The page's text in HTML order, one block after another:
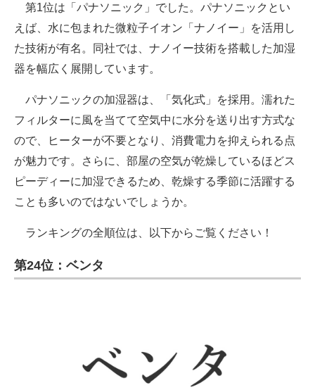
第1位は「パナソニック」でした。パナソニックとい
えば、水に包まれた微粒子イオン「ナノイー」を活用し
た技術が有名。同社では、ナノイー技術を搭載した加湿
器を幅広く展開しています。
パナソニックの加湿器は、「気化式」を採用。濡れた
フィルターに風を当てて空気中に水分を送り出す方式な
ので、ヒーターが不要となり、消費電力を抑えられる点
が魅力です。さらに、部屋の空気が乾燥しているほどス
ピーディーに加湿できるため、乾燥する季節に活躍する
ことも多いのではないでしょうか。
ランキングの全順位は、以下からご覧ください！
第24位：ベンタ